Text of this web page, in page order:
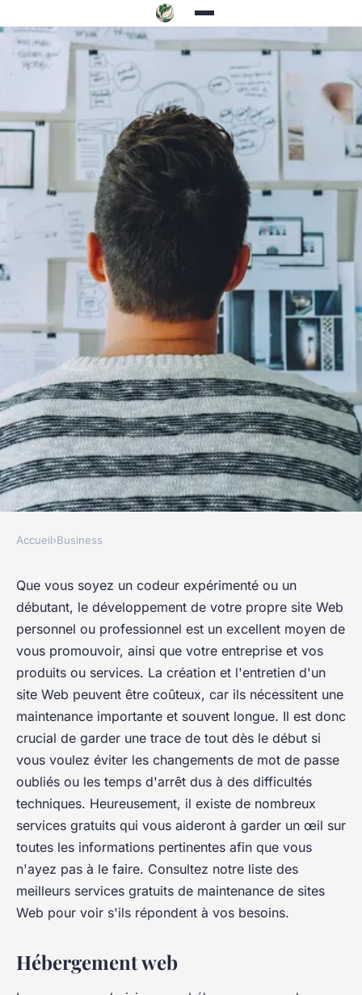
Mise en place d'un projet - Le
guide ultime
edwige•4 mai 2022 •4 min de lecture
Accueil›Business
Que vous soyez un codeur expérimenté ou un
débutant, le développement de votre propre site Web
personnel ou professionnel est un excellent moyen de
vous promouvoir, ainsi que votre entreprise et vos
produits ou services. La création et l'entretien d'un
site Web peuvent être coûteux, car ils nécessitent une
maintenance importante et souvent longue. Il est donc
crucial de garder une trace de tout dès le début si
vous voulez éviter les changements de mot de passe
oubliés ou les temps d'arrêt dus à des difficultés
techniques. Heureusement, il existe de nombreux
services gratuits qui vous aideront à garder un œil sur
toutes les informations pertinentes afin que vous
n'ayez pas à le faire. Consultez notre liste des
meilleurs services gratuits de maintenance de sites
Web pour voir s'ils répondent à vos besoins.
Hébergement web